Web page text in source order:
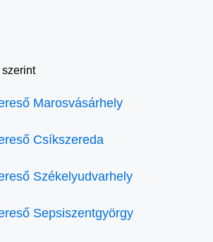
Marosvásárhely
Csíkszereda
Székelyudvarhely
Sepsiszentgyörgy